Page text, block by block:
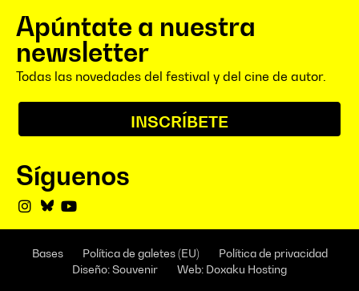
Apúntate a nuestra
newsletter
Todas las novedades del festival y del cine de autor.
INSCRÍBETE
Síguenos
Bases Política de galetes (EU)
Política de privacidad
Diseño: Souvenir
Web: Doxaku Hosting